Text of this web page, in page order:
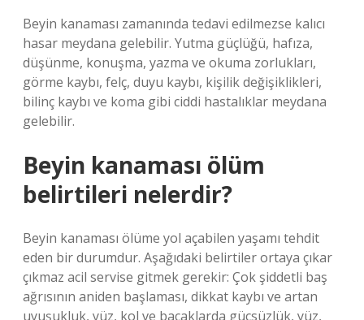
Beyin kanaması zamanında tedavi edilmezse kalıcı
hasar meydana gelebilir. Yutma güçlüğü, hafıza,
düşünme, konuşma, yazma ve okuma zorlukları,
görme kaybı, felç, duyu kaybı, kişilik değişiklikleri,
bilinç kaybı ve koma gibi ciddi hastalıklar meydana
gelebilir.
Beyin kanaması ölüm
belirtileri nelerdir?
Beyin kanaması ölüme yol açabilen yaşamı tehdit
eden bir durumdur. Aşağıdaki belirtiler ortaya çıkar
çıkmaz acil servise gitmek gerekir: Çok şiddetli baş
ağrısının aniden başlaması, dikkat kaybı ve artan
uyuşukluk, yüz, kol ve bacaklarda güçsüzlük, yüz,